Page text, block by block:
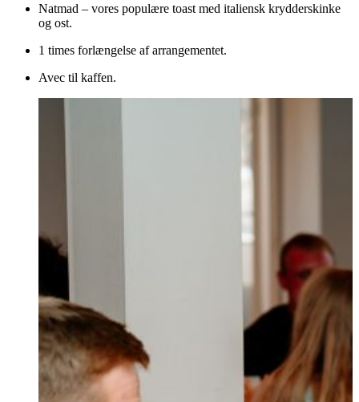
Natmad – vores populære toast med italiensk krydderskinke
og ost.
1 times forlængelse af arrangementet.
Avec til kaffen.